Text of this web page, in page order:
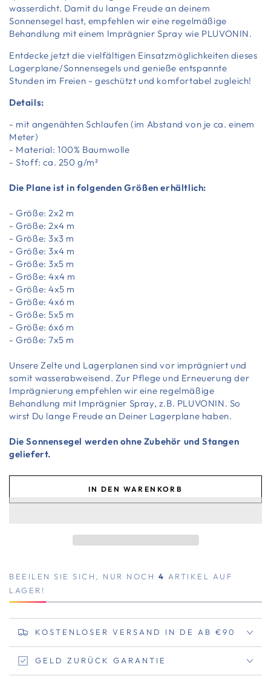
wasserdicht. Damit du lange Freude an deinem
Sonnensegel hast, empfehlen wir eine regelmäßige
Behandlung mit einem Imprägnier Spray wie PLUVONIN.
Entdecke jetzt die vielfältigen Einsatzmöglichkeiten dieses
Lagerplane/Sonnensegels und genieße entspannte
Stunden im Freien - geschützt und komfortabel zugleich!
Details:
- mit angenähten Schlaufen (im Abstand von je ca. einem
Meter)
- Material: 100% Baumwolle
- Stoff: ca. 250 g/m²
Die Plane ist in folgenden Größen erhältlich:
- Größe: 2x2 m
- Größe: 2x4 m
- Größe: 3x3 m
- Größe: 3x4 m
- Größe: 3x5 m
- Größe: 4x4 m
- Größe: 4x5 m
- Größe: 4x6 m
- Größe: 5x5 m
- Größe: 6x6 m
- Größe: 7x5 m
Unsere Zelte und Lagerplanen sind vor imprägniert und
somit wasserabweisend. Zur Pflege und Erneuerung der
Imprägnierung empfehlen wir eine regelmäßige
Behandlung mit Imprägnier Spray, z.B. PLUVONIN. So
wirst Du lange Freude an Deiner Lagerplane haben.
Die Sonnensegel werden ohne Zubehör und Stangen
geliefert.
IN DEN WARENKORB
BEEILEN SIE SICH, NUR NOCH 4 ARTIKEL AUF
LAGER!
KOSTENLOSER VERSAND IN DE AB €90
GELD ZURÜCK GARANTIE